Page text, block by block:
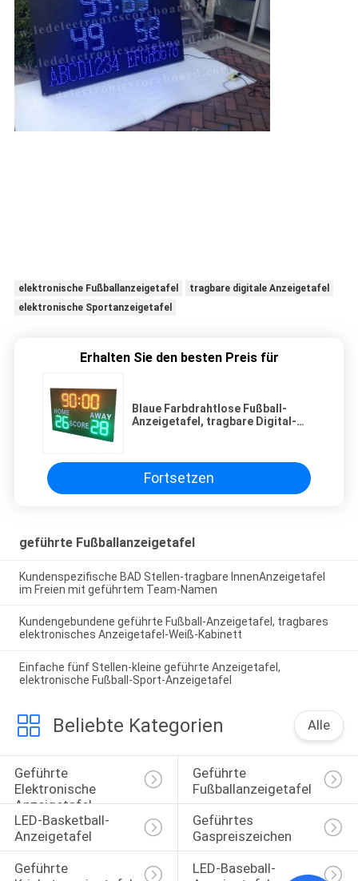
elektronische Fußballanzeigetafel
tragbare digitale Anzeigetafel
elektronische Sportanzeigetafel
Erhalten Sie den besten Preis für
Blaue Farbdrahtlose Fußball-
Anzeigetafel, tragbare Digital-
Fortsetzen
geführte Fußballanzeigetafel
Kundenspezifische BAD Stellen-tragbare InnenAnzeigetafel
im Freien mit geführtem Team-Namen
Kundengebundene geführte Fußball-Anzeigetafel, tragbares
elektronisches Anzeigetafel-Weiß-Kabinett
Einfache fünf Stellen-kleine geführte Anzeigetafel,
elektronische Fußball-Sport-Anzeigetafel
Beliebte Kategorien Alle
Geführte
Elektronische
Anzeigetafel
Geführte
Fußballanzeigetafel
LED-Basketball-
Anzeigetafel
Geführtes
Gaspreiszeichen
Geführte
LED-Baseball-